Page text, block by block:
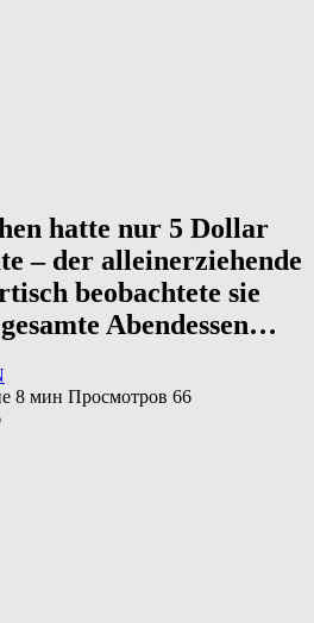
hatte nur 5 Dollar
– der alleinerziehende
beobachtete sie
Abendessen…
8 мин Просмотров 66